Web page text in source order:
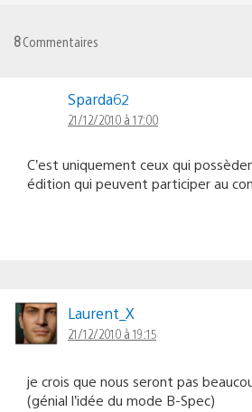
8Commentaires
Sparda62
21/12/2010 à 17:00
C’est uniquement ceux qui
édition qui peuvent participer au
Laurent_X
21/12/2010 à 19:15
je crois que nous seront pas
(génial l’idée du mode B-Spec)